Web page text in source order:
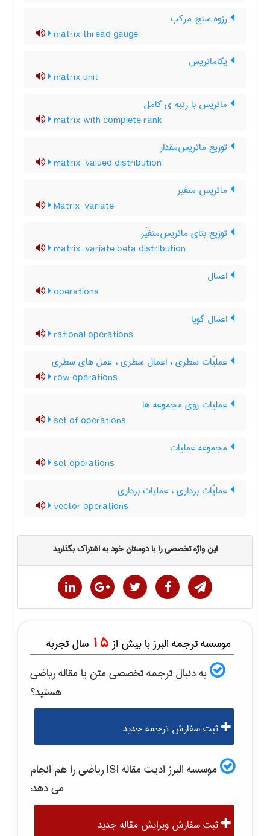
رزوه سنج مرکب
matrix thread gauge
یکاماتریس
matrix unit
ماتریس با رتبه ی کامل
matrix with complete rank
توزیع ماتریس‌مقدار
matrix-valued distribution
ماتریس متغیر
Matrix-variate
توزیع بتای ماتریس‌متغیّر
matrix-variate beta distribution
اعمال
operations
اعمال گویا
rational operations
عملیّات سطری ، اعمال سطری ، عمل های سطری
row operations
عملیات روی مجموعه ها
set of operations
مجموعه عملیات
set operations
عملیّات برداری ، عملیات برداری
vector operations
این واژه تخصصی را با دوستان خود به اشتراک بگذارید
موسسه ترجمه البرز با بیش از 15 سال تجربه
به دنبال ترجمه تخصصی متن یا مقالهرياضی
هستید؟
ثبت سفارش ترجمه جدید
موسسه البرز ادیت مقاله ISI رياضیرا هم انجام
می دهد:
ثبت سفارش ویرایش مقاله جدید